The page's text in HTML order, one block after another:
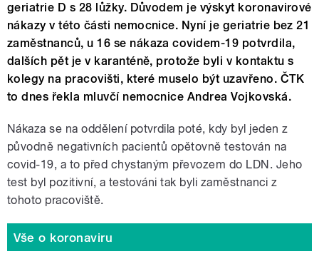
geriatrie D s 28 lůžky. Důvodem je výskyt koronavirové
nákazy v této části nemocnice. Nyní je geriatrie bez 21
zaměstnanců, u 16 se nákaza covidem-19 potvrdila,
dalších pět je v karanténě, protože byli v kontaktu s
kolegy na pracovišti, které muselo být uzavřeno. ČTK
to dnes řekla mluvčí nemocnice Andrea Vojkovská.
Nákaza se na oddělení potvrdila poté, kdy byl jeden z
původně negativních pacientů opětovně testován na
covid-19, a to před chystaným převozem do LDN. Jeho
test byl pozitivní, a testováni tak byli zaměstnanci z
tohoto pracoviště.
Vše o koronaviru